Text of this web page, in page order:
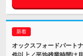
オックスフォードパート